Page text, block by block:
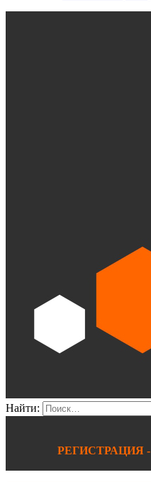
Найти:
РЕГИСТРАЦИЯ -